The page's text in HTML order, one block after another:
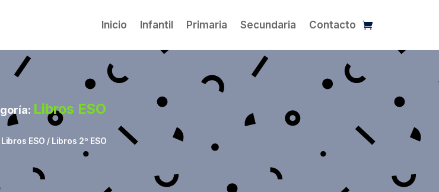
Inicio Infantil Primaria Secundaria Contacto
Libros ESO
Libros ESO / Libros 2º ESO